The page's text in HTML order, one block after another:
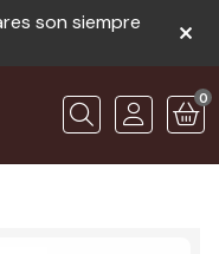
son siempre
Buscar
0